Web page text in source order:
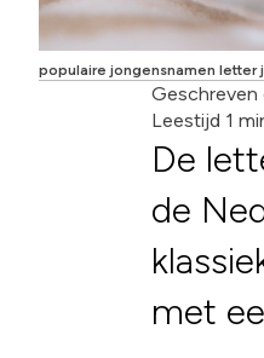
populaire jongensnamen letter j
Geschreven
Leestijd 1
De
de
met